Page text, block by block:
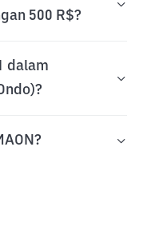
500 R$?
dalam